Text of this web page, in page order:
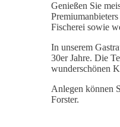
Genießen Sie
Fischerei sowie
In unserem
30er Jahre. Die
wunderschönen
Anlegen können
Forster.